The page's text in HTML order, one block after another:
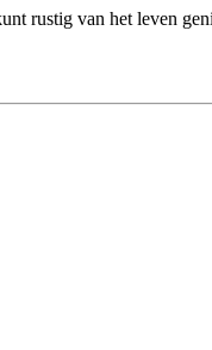
rustig van het leven